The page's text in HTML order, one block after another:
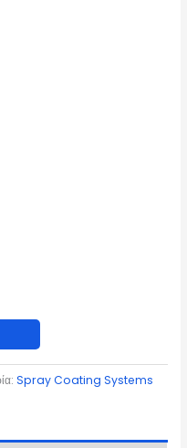
Spray Coating Systems